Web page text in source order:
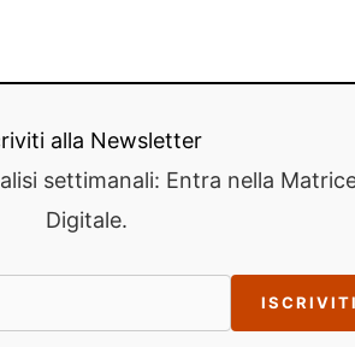
alla Newsletter
settimanali: Entra nella
Digitale.
ISCRIVITI